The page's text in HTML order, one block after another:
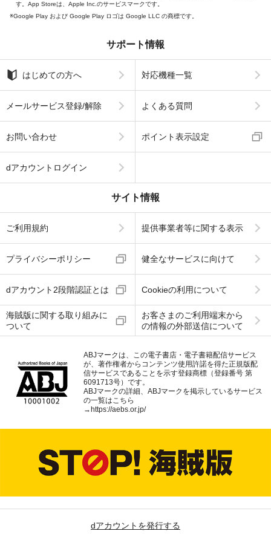
す。App Storeは、Apple Inc.のサービスマークです。
Google Play および Google Play ロゴは Google LLC の商標です。
サポート情報
はじめての方へ 対応機種一覧
メールサービス登録/解除 よくある質問
お問い合わせ ポイント表示設定
dアカウントログイン
サイト情報
ご利用規約 提供事業者等に関する表示
プライバシーポリシー 健全なサービスに向けて
dアカウント2段階認証とは Cookieの利用について
海賊版に関する取り組みに
ついて
お客さまのご利用端末から
の情報の外部送信について
ABJマークは、この電子書店・電子書籍配信サービス
が、著作権者からコンテンツ使用許諾を得た正規版配
信サービスであることを示す登録商標（登録番号 第
6091713号）です。
ABJマークの詳細、ABJマークを掲示しているサービス
の一覧はこちら
→ https://aebs.or.jp/
dアカウントを発行する